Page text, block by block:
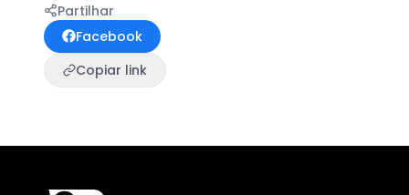
Partilhar
Facebook
Copiar link